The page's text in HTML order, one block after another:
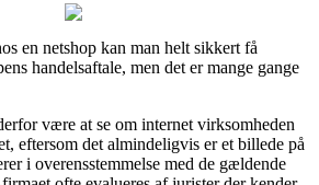
en netshop kan man helt sikkert få
handelsaftale, men det er mange gange
være at se om internet virksomheden
eftersom det almindeligvis er et billede på
i overensstemmelse med de gældende